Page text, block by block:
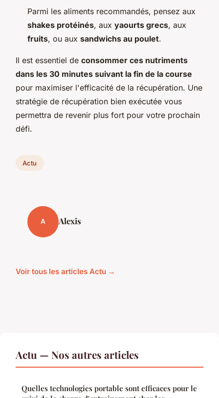
Parmi les aliments recommandés, pensez aux
shakes protéinés, aux yaourts grecs, aux
fruits, ou aux sandwichs au poulet.
Il est essentiel de consommer ces nutriments
dans les 30 minutes suivant la fin de la course
pour maximiser l'efficacité de la récupération. Une
stratégie de récupération bien exécutée vous
permettra de revenir plus fort pour votre prochain
défi.
Actu
A Alexis
Voir tous les articles Actu →
Actu — Nos autres articles
Quelles technologies portable sont efficaces pour le